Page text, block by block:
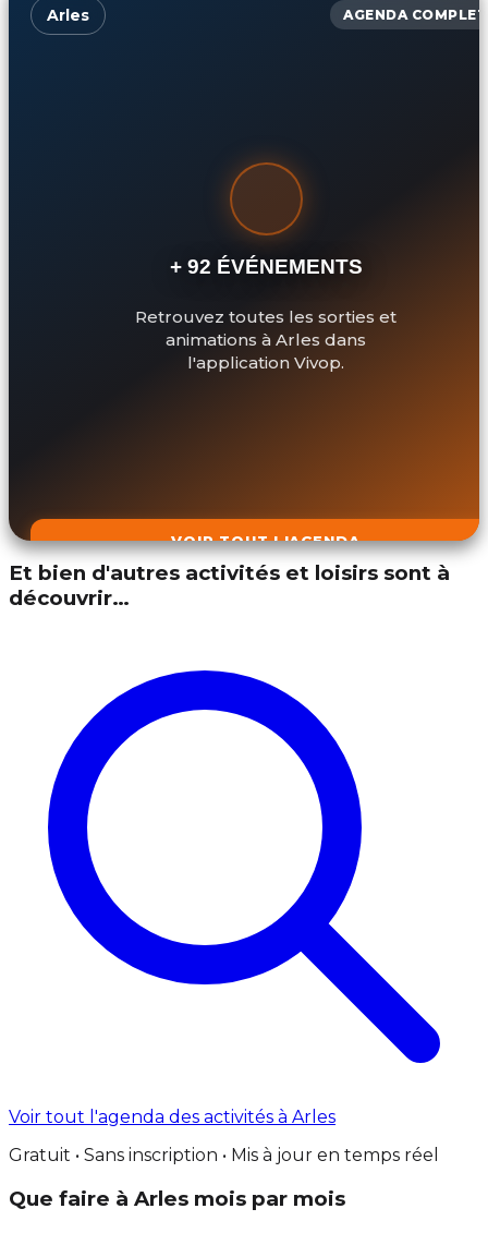
Arles AGENDA COMPLET
+ 92 ÉVÉNEMENTS
Retrouvez toutes les sorties et
animations à Arles dans
l'application Vivop.
VOIR TOUT L'AGENDA
Et bien d'autres activités et loisirs sont à
découvrir…
Voir tout l'agenda des activités à Arles
Gratuit • Sans inscription • Mis à jour en temps réel
Que faire à Arles mois par mois